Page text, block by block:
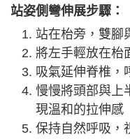
站姿側彎伸展步驟：
站在枱旁，雙腳
將左手輕放在枱
吸氣延伸脊椎，
慢慢將頭部與上
現溫和的拉伸感
保持自然呼吸，